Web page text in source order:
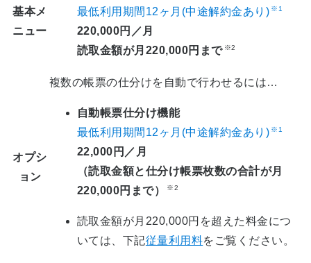
基本メ
ニュー
最低利用期間12ヶ月(中途解約金あり) ※1
220,000円／月
読取金額が月220,000円まで ※2
オプシ
ョン
複数の帳票の仕分けを自動で行わせるには…
自動帳票仕分け機能
最低利用期間12ヶ月(中途解約金あり) ※1
22,000円／月
（読取金額と仕分け帳票枚数の合計が月
220,000円まで）
※2
読取金額が月220,000円を超えた料金につ
いては、下記従量利用料をご覧ください。